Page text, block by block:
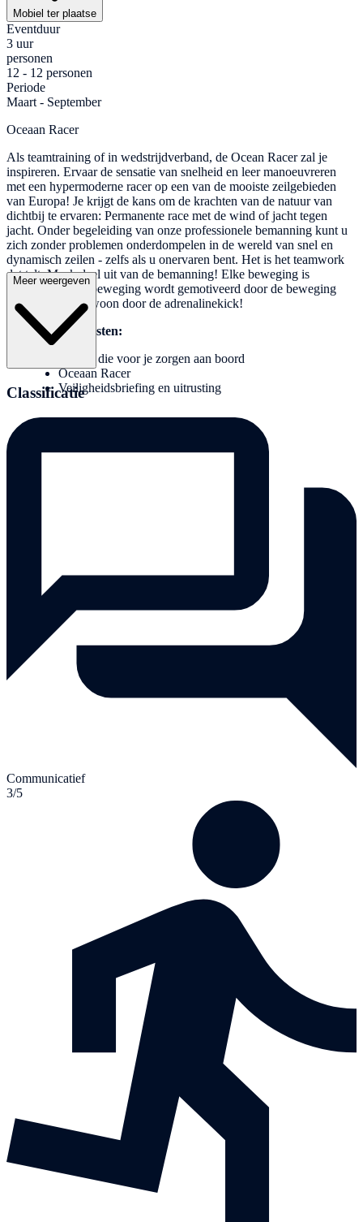
Mobiel ter plaatse
Eventduur
3 uur
personen
12 - 12 personen
Periode
Maart - September
Oceaan Racer
Als teamtraining of in wedstrijdverband, de Ocean Racer zal je
inspireren. Ervaar de sensatie van snelheid en leer manoeuvreren
met een hypermoderne racer op een van de mooiste zeilgebieden
van Europa! Je krijgt de kans om de krachten van de natuur van
dichtbij te ervaren: Permanente race met de wind of jacht tegen
jacht. Onder begeleiding van onze professionele bemanning kunt u
zich zonder problemen onderdompelen in de wereld van snel en
dynamisch zeilen - zelfs als u onervaren bent. Het is het teamwork
dat telt: Maak deel uit van de bemanning! Elke beweging is
belangrijk. Elke beweging wordt gemotiveerd door de beweging
van de zee of gewoon door de adrenalinekick!
Inbegrepen diensten:
Gidsen die voor je zorgen aan boord
Oceaan Racer
Veiligheidsbriefing en uitrusting
Meer weergeven
Classificatie
Communicatief
3/5